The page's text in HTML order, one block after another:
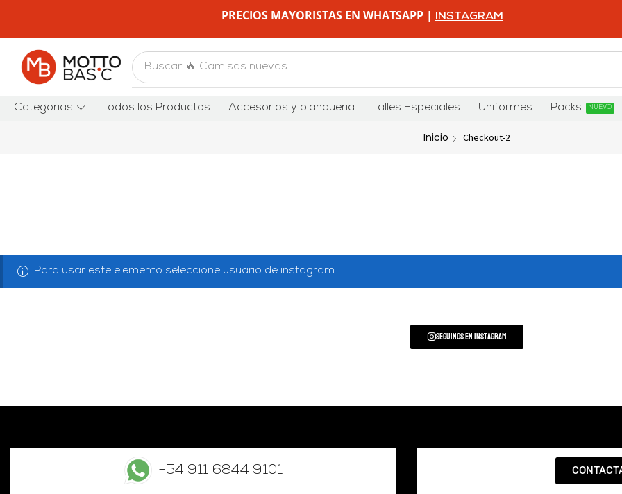
PRECIOS MAYORISTAS EN WHATSAPP | INSTAGRAM
Buscar 🔥 Camisas nuevas
Categorias Todos los Productos Accesorios y blanqueria Talles Especiales Uniformes Packs NUEVO
Inicio Checkout-2
Para usar este elemento seleccione usuario de instagram
Seguinos en Instagram
+54 911 6844 9101